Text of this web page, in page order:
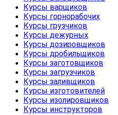
Курсы варщиков
Курсы горнорабочих
Курсы грузчиков
Курсы дежурных
Курсы дозировщиков
Курсы дробильщиков
Курсы заготовщиков
Курсы загрузчиков
Курсы заливщиков
Курсы изготовителей
Курсы изолировщиков
Курсы инструкторов